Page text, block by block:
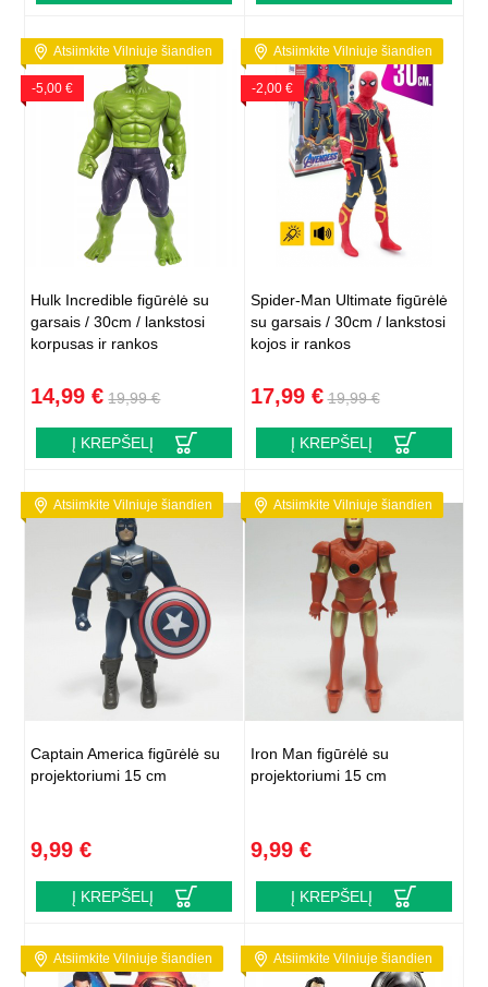
Atsiimkite Vilniuje šiandien
-5,00 €
Hulk Incredible figūrėlė su
garsais / 30cm / lankstosi
korpusas ir rankos
14,99 € 19,99 €
Į KREPŠELĮ
Atsiimkite Vilniuje šiandien
-2,00 €
Spider-Man Ultimate figūrėlė
su garsais / 30cm / lankstosi
kojos ir rankos
17,99 € 19,99 €
Į KREPŠELĮ
Atsiimkite Vilniuje šiandien
Captain America figūrėlė su
projektoriumi 15 cm
9,99 €
Į KREPŠELĮ
Atsiimkite Vilniuje šiandien
Iron Man figūrėlė su
projektoriumi 15 cm
9,99 €
Į KREPŠELĮ
Atsiimkite Vilniuje šiandien Atsiimkite Vilniuje šiandien